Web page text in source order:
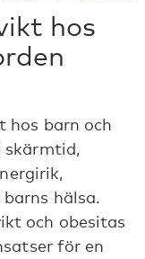
hos
hos barn och
skärmtid,
hälsa.
och obesitas
för en